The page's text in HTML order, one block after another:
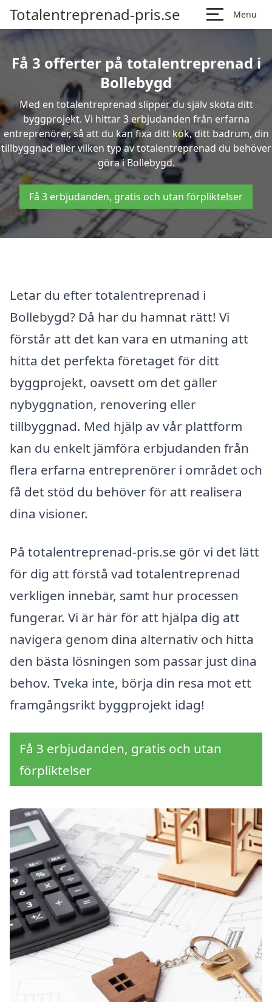
Totalentreprenad-pris.se Menu
Få 3 offerter på totalentreprenad i
Bollebygd
Med en totalentreprenad slipper du själv sköta ditt
byggprojekt. Vi hittar 3 erbjudanden från erfarna
entreprenörer, så att du kan fixa ditt kök, ditt badrum, din
tillbyggnad eller vilken typ av totalentreprenad du behöver
göra i Bollebygd.
Få 3 erbjudanden, gratis och utan förpliktelser
Letar du efter totalentreprenad i
Bollebygd? Då har du hamnat rätt! Vi
förstår att det kan vara en utmaning att
hitta det perfekta företaget för ditt
byggprojekt, oavsett om det gäller
nybyggnation, renovering eller
tillbyggnad. Med hjälp av vår plattform
kan du enkelt jämföra erbjudanden från
flera erfarna entreprenörer i området och
få det stöd du behöver för att realisera
dina visioner.
På totalentreprenad-pris.se gör vi det lätt
för dig att förstå vad totalentreprenad
verkligen innebär, samt hur processen
fungerar. Vi är här för att hjälpa dig att
navigera genom dina alternativ och hitta
den bästa lösningen som passar just dina
behov. Tveka inte, börja din resa mot ett
framgångsrikt byggprojekt idag!
Få 3 erbjudanden, gratis och utan
förpliktelser